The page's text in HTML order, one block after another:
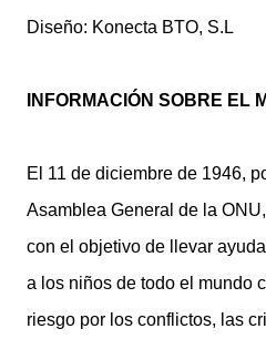
Diseño: Konecta BTO, S.L
INFORMACIÓN SOBRE EL
El 11 de diciembre de 1946,
Asamblea General de la
con el objetivo de llevar
a los niños de todo el mundo
riesgo por los conflictos, las